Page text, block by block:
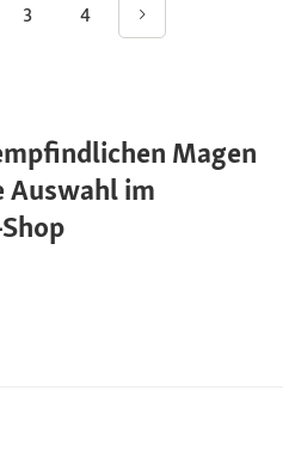
3 4
Magen
Auswahl im